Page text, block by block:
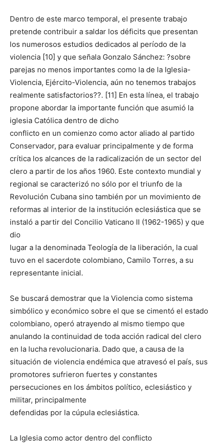
Dentro de este marco temporal, el presente trabajo
pretende contribuir a saldar los déficits que presentan
los numerosos estudios dedicados al período de la
violencia [10] y que señala Gonzalo Sánchez: ?sobre
parejas no menos importantes como la de la Iglesia-
Violencia, Ejército-Violencia, aún no tenemos trabajos
realmente satisfactorios??. [11] En esta línea, el trabajo
propone abordar la importante función que asumió la
iglesia Católica dentro de dicho
conflicto en un comienzo como actor aliado al partido
Conservador, para evaluar principalmente y de forma
crítica los alcances de la radicalización de un sector del
clero a partir de los años 1960. Este contexto mundial y
regional se caracterizó no sólo por el triunfo de la
Revolución Cubana sino también por un movimiento de
reformas al interior de la institución eclesiástica que se
instaló a partir del Concilio Vaticano II (1962-1965) y que
dio
lugar a la denominada Teología de la liberación, la cual
tuvo en el sacerdote colombiano, Camilo Torres, a su
representante inicial.
Se buscará demostrar que la Violencia como sistema
simbólico y económico sobre el que se cimentó el estado
colombiano, operó atrayendo al mismo tiempo que
anulando la continuidad de toda acción radical del clero
en la lucha revolucionaria. Dado que, a causa de la
situación de violencia endémica que atravesó el país, sus
promotores sufrieron fuertes y constantes
persecuciones en los ámbitos político, eclesiástico y
militar, principalmente
defendidas por la cúpula eclesiástica.
La Iglesia como actor dentro del conflicto